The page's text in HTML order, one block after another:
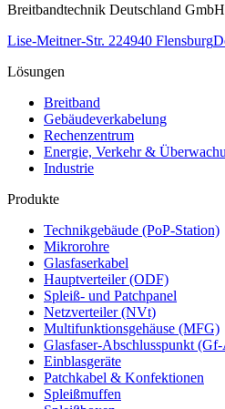
Breitbandtechnik Deutschland GmbH
Lise-Meitner-Str. 224940 Flensburg
Lösungen
Breitband
Gebäudeverkabelung
Rechenzentrum
Energie, Verkehr &
Industrie
Produkte
Technikgebäude (PoP-Station)
Mikrorohre
Glasfaserkabel
Hauptverteiler (ODF)
Spleiß- und Patchpanel
Netzverteiler (NVt)
Multifunktionsgehäuse (MFG)
Glasfaser-Abschlusspunkt
Einblasgeräte
Patchkabel & Konfektionen
Spleißmuffen